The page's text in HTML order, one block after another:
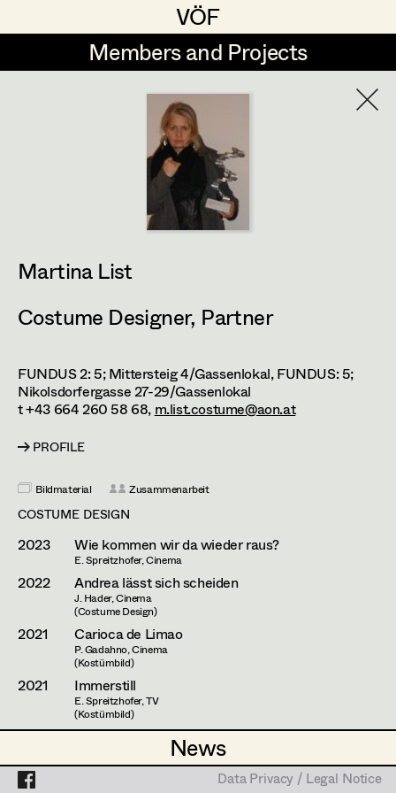
VÖF
VÖF
Members and Projects
Members and Projects
News
News
Art Department
Costume Department
Retired Members
Honorary Members
In Memoriam
Projects
Data Privacy / Legal Notice
Veronika Albert
Marlene Auer-Pleyl
Maria-Theresia Bartl
Elisabeth Binder-Neururer
Zizi Bohrer-Lehner
Monika Buttinger
Caterina Czepek
Theresa Ebner-Lazek
Brigitta Fink
Katharina Forcher
Veronika Susanna Harb
Tanja Hausner
Mara Helml
Birgit Hutter
Theresa Kopf
Ingrid Leibezeder
Martina List
Martina List
Costume Designer, Partner
FUNDUS 2: 5; Mittersteig 4/Gassenlokal,FUNDUS: 5;
Nikolsdorfergasse 27-29/Gassenlokal
t +43 664 260 58 68, m.list.costume@aon.at
PROFILE
Bildmaterial Zusammenarbeit
COSTUME DESIGN
2023 Wie kommen wir da wieder raus?
E. Spreitzhofer, Cinema
2022 Andrea lässt sich scheiden
J. Hader, Cinema
(Costume Design)
2021 Carioca de Limao
P. Gadahno, Cinema
(Kostümbild)
2021 Immerstill
E. Spreitzhofer, TV
(Kostümbild)
2020 Pero Moniz
2020 Caldeirada Data Privacy / Legal Notice